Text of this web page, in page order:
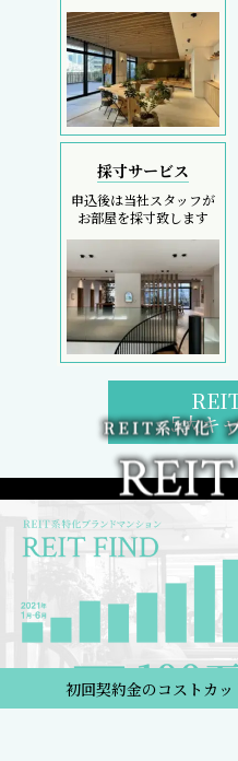
採寸サービス
申込後は当社スタッフが
お部屋を採寸致します
5大キ
初回契約金のコストカ